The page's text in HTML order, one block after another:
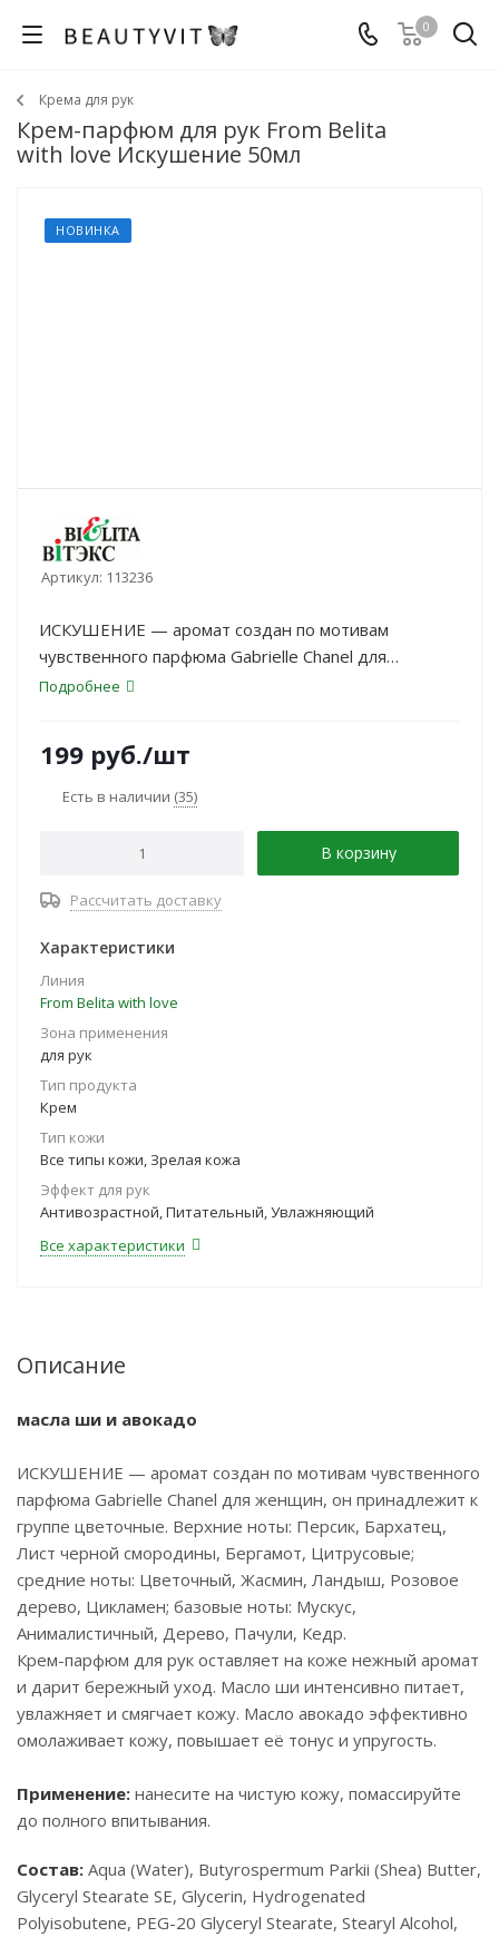
0
Крема для рук
Крем-парфюм для рук From Belita
with love Искушение 50мл
НОВИНКА
Артикул: 113236
ИСКУШЕНИЕ — аромат создан по мотивам
чувственного парфюма Gabrielle Chanel для
женщин, он принадлежит к группе цветочные.
Подробнее
199 руб./шт
Есть в наличии (35)
В корзину
Рассчитать доставку
Характеристики
Линия
From Belita with love
Зона применения
для рук
Тип продукта
Крем
Тип кожи
Все типы кожи, Зрелая кожа
Эффект для рук
Антивозрастной, Питательный, Увлажняющий
Все характеристики
Описание
масла ши и авокадо
ИСКУШЕНИЕ — аромат создан по мотивам чувственного
парфюма Gabrielle Chanel для женщин, он принадлежит к
группе цветочные. Верхние ноты: Персик, Бархатец,
Лист черной смородины, Бергамот, Цитрусовые;
средние ноты: Цветочный, Жасмин, Ландыш, Розовое
дерево, Цикламен; базовые ноты: Мускус,
Анималистичный, Дерево, Пачули, Кедр.
Крем-парфюм для рук оставляет на коже нежный аромат
и дарит бережный уход. Масло ши интенсивно питает,
увлажняет и смягчает кожу. Масло авокадо эффективно
омолаживает кожу, повышает её тонус и упругость.
Применение: нанесите на чистую кожу, помассируйте
до полного впитывания.
Состав: Aqua (Water), Butyrospermum Parkii (Shea) Butter,
Glyceryl Stearate SE, Glycerin, Hydrogenated
Polyisobutene, PEG-20 Glyceryl Stearate, Stearyl Alcohol,